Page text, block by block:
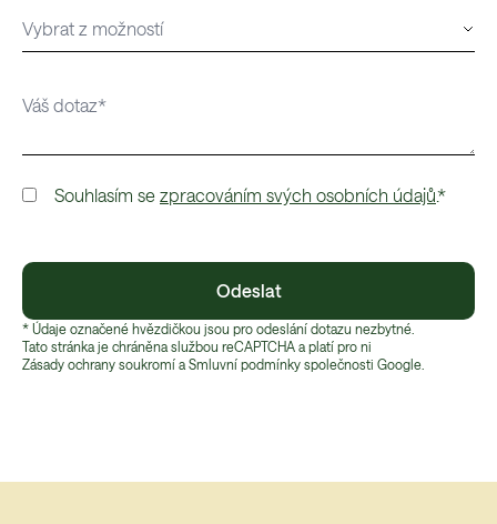
Souhlasím se zpracováním svých osobních údajů.*
Odeslat
* Údaje označené hvězdičkou jsou pro odeslání dotazu nezbytné.
Tato stránka je chráněna službou reCAPTCHA a platí pro ni
Zásady ochrany soukromí a Smluvní podmínky společnosti Google.